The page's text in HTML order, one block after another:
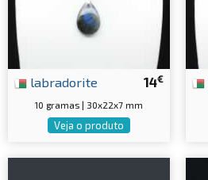
14€
labradorite
10 gramas | 30x22x7 mm
Veja o produto